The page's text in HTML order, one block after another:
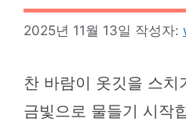
2025년 11월 13일 작성자:
찬 바람이 옷깃을 스치
금빛으로 물들기 시작